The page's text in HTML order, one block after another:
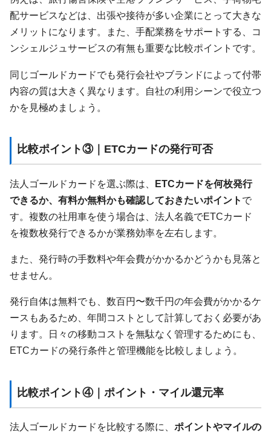
配サービスなどは、出張や接待が多い企業にとって大きな
メリットになります。また、手配業務をサポートする、コ
ンシェルジュサービスの有無も重要な比較ポイントです。
同じゴールドカードでも発行会社やブランドによって付帯
内容の質は大きく異なります。自社の利用シーンで役立つ
かを見極めましょう。
比較ポイント③｜ETCカードの発行可否
法人ゴールドカードを選ぶ際は、 ETCカードを何枚発行
できるか、有料か無料かも確認しておきたいポイント で
す。複数の社用車を使う場合は、法人名義でETCカード
を複数枚発行できるかが業務効率を左右します。
また、発行時の手数料や年会費がかかるかどうかも見落と
せません。
発行自体は無料でも、数百円〜数千円の年会費がかかるケ
ースもあるため、年間コストとして計算しておく必要があ
ります。日々の移動コストを無駄なく管理するためにも、
ETCカードの発行条件と管理機能を比較しましょう。
比較ポイント④｜ポイント・マイル還元率
法人ゴールドカードを比較する際に、 ポイントやマイルの